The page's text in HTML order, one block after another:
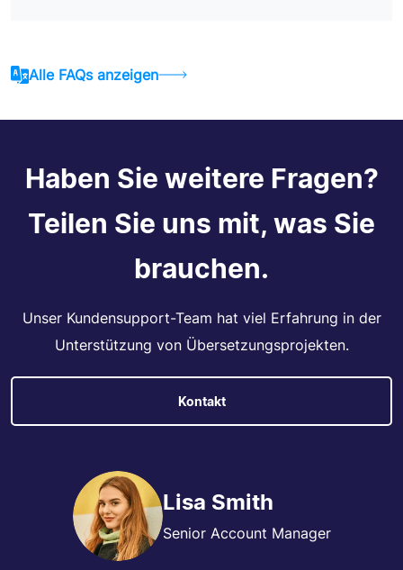
Alle FAQs anzeigen
Haben Sie weitere Fragen?
Teilen Sie uns mit, was Sie
brauchen.
Unser Kundensupport-Team hat viel Erfahrung in der
Unterstützung von Übersetzungsprojekten.
Kontakt
Lisa Smith
Senior Account Manager